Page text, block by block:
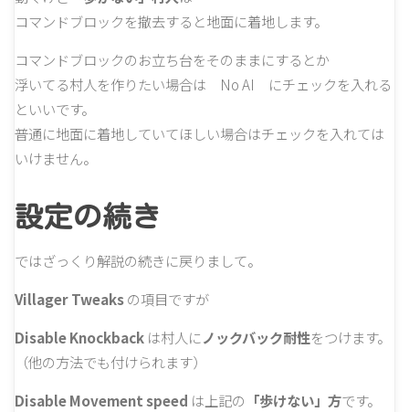
コマンドブロックを撤去すると地面に着地します。
コマンドブロックのお立ち台をそのままにするとか
浮いてる村人を作りたい場合は No AI にチェックを入れる
といいです。
普通に地面に着地していてほしい場合はチェックを入れては
いけません。
設定の続き
ではざっくり解説の続きに戻りまして。
Villager Tweaksの項目ですが
Disable Knockback は村人にノックバック耐性をつけます。
（他の方法でも付けられます）
Disable Movement speed は上記の 「歩けない」方です。